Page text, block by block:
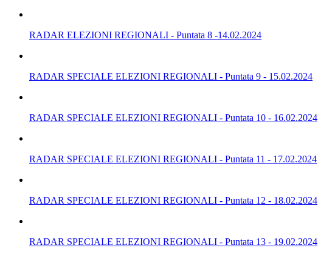
RADAR ELEZIONI REGIONALI - Puntata 8 -14.02.2024
RADAR SPECIALE ELEZIONI REGIONALI - Puntata 9 - 15.02.2024
RADAR SPECIALE ELEZIONI REGIONALI - Puntata 10 - 16.02.2024
RADAR SPECIALE ELEZIONI REGIONALI - Puntata 11 - 17.02.2024
RADAR SPECIALE ELEZIONI REGIONALI - Puntata 12 - 18.02.2024
RADAR SPECIALE ELEZIONI REGIONALI - Puntata 13 - 19.02.2024